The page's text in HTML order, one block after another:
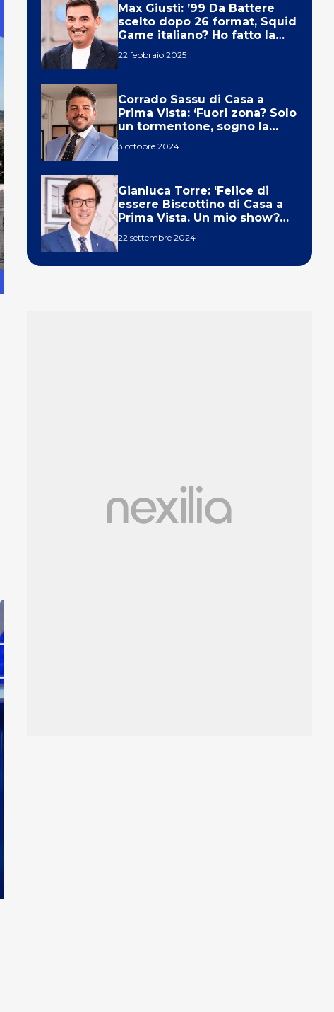
Max Giusti: ’99 Da Battere
scelto dopo 26 format, Squid
Game italiano? Ho fatto la
22 febbraio 2025
Corrado Sassu di Casa a
Prima Vista: ‘Fuori zona? Solo
un tormentone, sogno la
3 ottobre 2024
Gianluca Torre: ‘Felice di
essere Biscottino di Casa a
Prima Vista. Un mio show?
22 settembre 2024